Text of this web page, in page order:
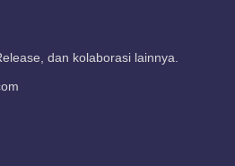
dan kolaborasi lainnya.